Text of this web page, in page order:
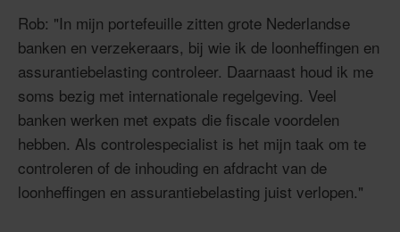
Rob: "In mijn portefeuille zitten grote Nederlandse
banken en verzekeraars, bij wie ik de loonheffingen en
assurantiebelasting controleer. Daarnaast houd ik me
soms bezig met internationale regelgeving. Veel
banken werken met expats die fiscale voordelen
hebben. Als controlespecialist is het mijn taak om te
controleren of de inhouding en afdracht van de
loonheffingen en assurantiebelasting juist verlopen."